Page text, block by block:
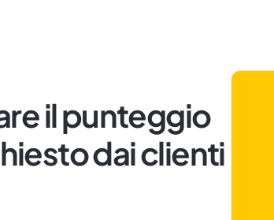
il punteggio
dai clienti